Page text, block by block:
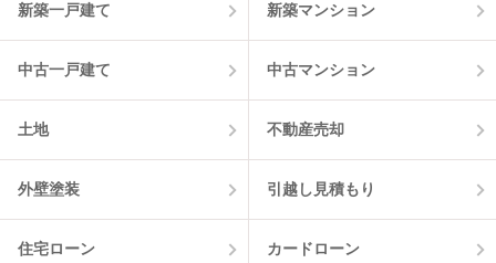
新築一戸建て 新築マンション
中古一戸建て 中古マンション
土地 不動産売却
外壁塗装 引越し見積もり
住宅ローン カードローン